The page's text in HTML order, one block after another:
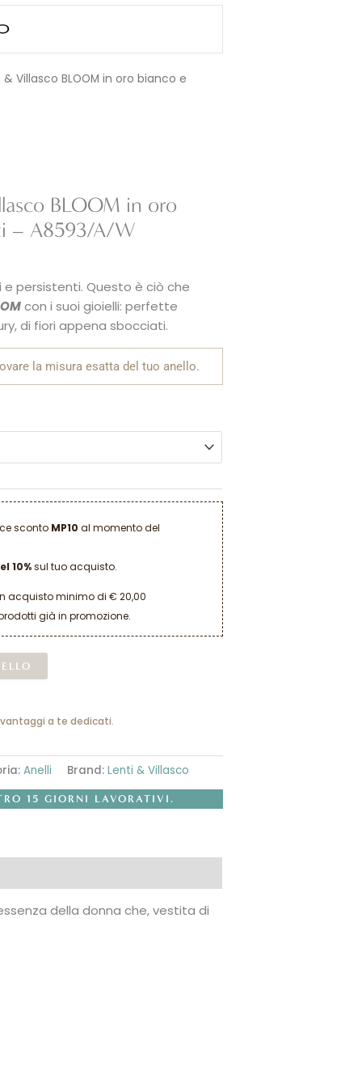
Villasco BLOOM in oro bianco e
BLOOM in oro
– A8593/A/W
persistenti. Questo è ciò che
con i suoi gioielli: perfette
di fiori appena sbocciati.
la misura esatta del tuo anello.
sconto MP10 al momento del
10%sul tuo acquisto.
acquisto minimo di € 20,00
già in promozione.
a te dedicati.
Anelli Brand: Lenti & Villasco
15 GIORNI LAVORATIVI.
della donna che, vestita di